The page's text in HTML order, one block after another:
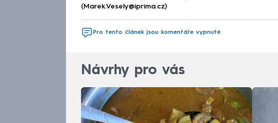
(Marek.Vesely@iprima.cz)
Pro tento článek jsou komentáře vypnuté
Návrhy pro vás